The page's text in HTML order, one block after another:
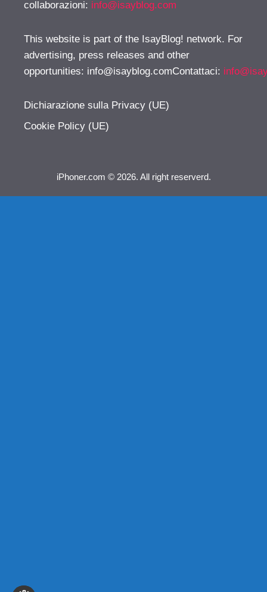
collaborazioni: info@isayblog.com
This website is part of the IsayBlog! network. For
advertising, press releases and other
opportunities: info@isayblog.comContattaci:
Dichiarazione sulla Privacy (UE)
Cookie Policy (UE)
iPhoner.com © 2026. All right reserverd.